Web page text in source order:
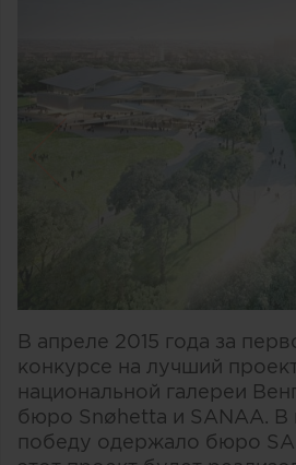
В апреле 2015 года за
конкурсе на лучший
национальной галереи
бюро Snøhetta и SANAA. В
победу одержало бюро